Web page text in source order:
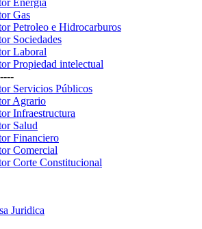
Gas
Petroleo e Hidrocarburos
Sociedades
Laboral
Propiedad intelectual
Servicios Públicos
Agrario
Infraestructura
Salud
Financiero
Comercial
Corte Constitucional
Juridica